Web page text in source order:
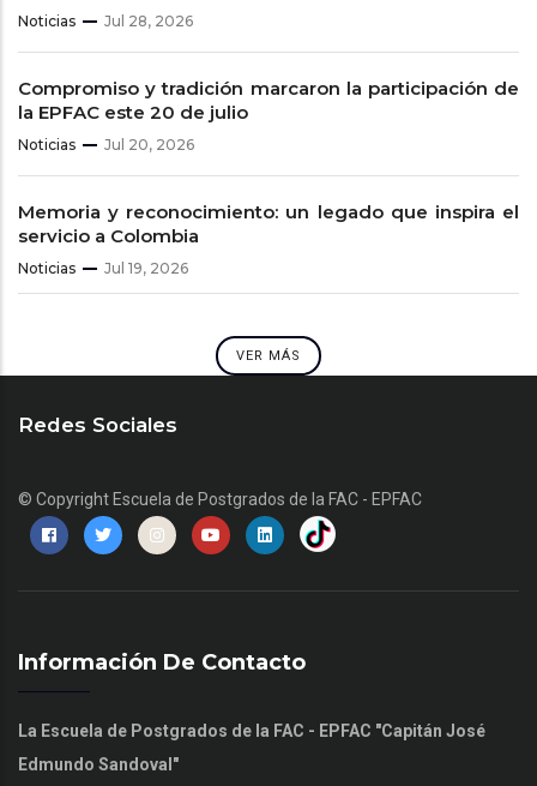
Noticias Jul 28, 2026
Compromiso y tradición marcaron la participación de
la EPFAC este 20 de julio
Noticias Jul 20, 2026
Memoria y reconocimiento: un legado que inspira el
servicio a Colombia
Noticias Jul 19, 2026
VER MÁS
Redes Sociales
© CopyrightEscuela de Postgrados de la FAC - EPFAC
Información De Contacto
La Escuela de Postgrados de la FAC - EPFAC "Capitán José
Edmundo Sandoval"